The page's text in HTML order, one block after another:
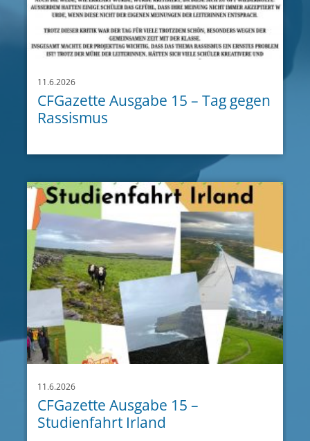
11.6.2026
CFGazette Ausgabe 15 – Tag gegen
Rassismus
11.6.2026
CFGazette Ausgabe 15 –
Studienfahrt Irland